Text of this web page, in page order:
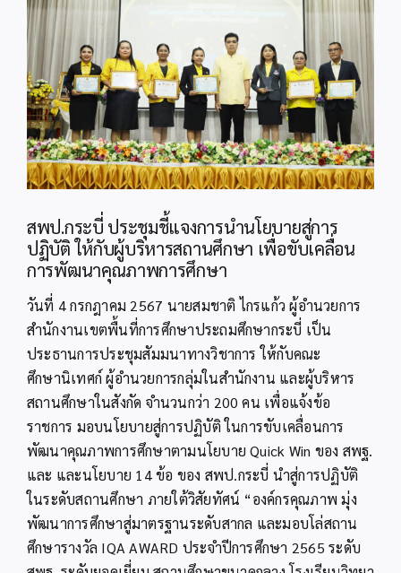
Image
สพป.กระบี่ ประชุมชี้แจงการนำนโยบายสู่การ
ปฏิบัติ ให้กับผู้บริหารสถานศึกษา เพื่อขับเคลื่อน
การพัฒนาคุณภาพการศึกษา
วันที่ 4 กรกฎาคม 2567 นายสมชาติ ไกรแก้ว ผู้อำนวยการ
สำนักงานเขตพื้นที่การศึกษาประถมศึกษากระบี่ เป็น
ประธานการประชุมสัมมนาทางวิชาการ ให้กับคณะ
ศึกษานิเทศก์ ผู้อำนวยการกลุ่มในสำนักงาน และผู้บริหาร
สถานศึกษาในสังกัด จำนวนกว่า 200 คน เพื่อแจ้งข้อ
ราชการ มอบนโยบายสู่การปฏิบัติ ในการขับเคลื่อนการ
พัฒนาคุณภาพการศึกษาตามนโยบาย Quick Win ของ สพฐ.
และ และนโยบาย 14 ข้อ ของ สพป.กระบี่ นำสู่การปฏิบัติ
ในระดับสถานศึกษา ภายใต้วิสัยทัศน์ “องค์กรคุณภาพ มุ่ง
พัฒนาการศึกษาสู่มาตรฐานระดับสากล และมอบโล่สถาน
ศึกษารางวัล IQA AWARD ประจำปีการศึกษา 2565 ระดับ